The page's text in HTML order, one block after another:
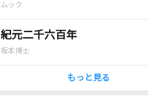
ムック
紀元二千六百年
坂本博士
もっと見る